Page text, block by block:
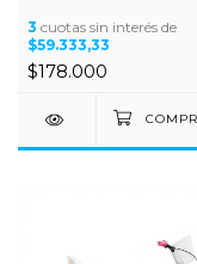
3 cuotas sin interés de
$59.333,33
$178.000